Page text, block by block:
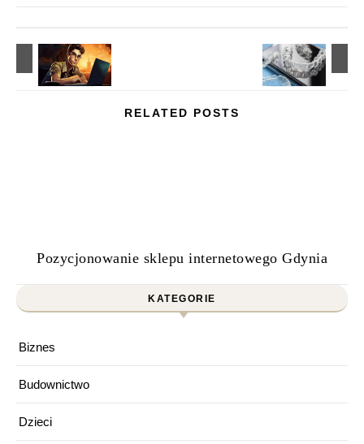
RELATED POSTS
Pozycjonowanie sklepu internetowego Gdynia
KATEGORIE
Biznes
Budownictwo
Dzieci